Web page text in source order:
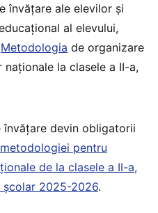
învățare ale elevilor și
al elevului,
Metodologia de organizare
la clasele a II-a,
învățare devin obligatorii
metodologiei pentru
de la clasele a II-a,
școlar 2025-2026.